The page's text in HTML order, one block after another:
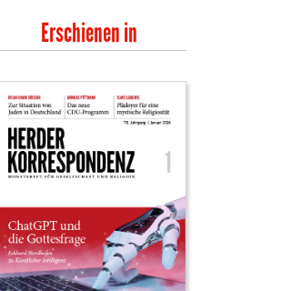
Erschienen in